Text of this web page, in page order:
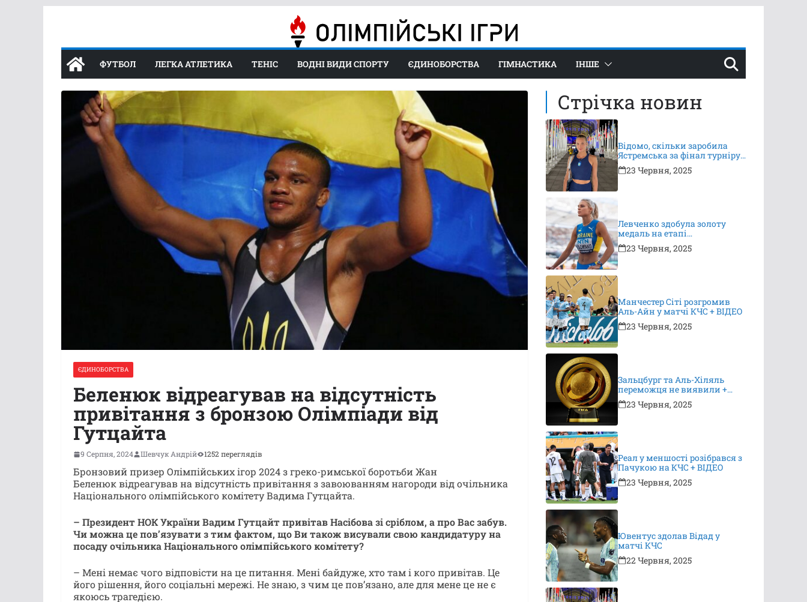
ФУТБОЛ ЛЕГКА АТЛЕТИКА ТЕНІС ВОДНІ ВИДИ СПОРТУ ЄДИНОБОРСТВА ГІМНАСТИКА ІНШЕ
ЄДИНОБОРСТВА
Беленюк відреагував на відсутність
привітання з бронзою Олімпіади від
Гутцайта
9 Серпня, 2024 Шевчук Андрій 1252 переглядів
Бронзовий призер Олімпійських ігор 2024 з греко-римської боротьби Жан
Беленюк відреагував на відсутність привітання з завоюванням нагороди від очільника
Національного олімпійського комітету Вадима Гутцайта.
– Президент НОК України Вадим Гутцайт привітав Насібова зі сріблом, а про Вас забув.
Чи можна це пов’язувати з тим фактом, що Ви також висували свою кандидатуру на
посаду очільника Національного олімпійського комітету?
– Мені немає чого відповісти на це питання. Мені байдуже, хто там і кого привітав. Це
його рішення, його соціальні мережі. Не знаю, з чим це пов’язано, але для мене це не є
якоюсь трагедією.
Стрічка новин
Відомо, скільки заробила
Ястремська за фінал турніру
в Ноттінгемі
23 Червня, 2025
Левченко здобула золоту
медаль на етапі
Континентального туру
23 Червня, 2025
Манчестер Сіті розгромив
Аль-Айн у матчі КЧС + ВІДЕО
23 Червня, 2025
Зальцбург та Аль-Хіляль
переможця не виявили +
ВІДЕО
23 Червня, 2025
Реал у меншості розібрався з
Пачукою на КЧС + ВІДЕО
23 Червня, 2025
Ювентус здолав Відад у
матчі КЧС
22 Червня, 2025